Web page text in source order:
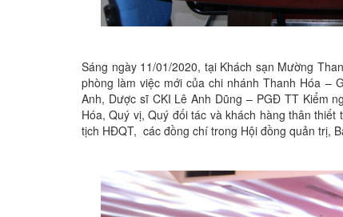
Sáng ngày 11/01/2020, tại Khách sạn Mường
phòng làm việc mới của chi nhánh Thanh Hóa –
Anh, Dược sĩ CKI Lê Anh Dũng – PGĐ TT Kiểm
Hóa, Quý vị, Quý đối tác và khách hàng thân
tịch HĐQT, các đồng chí trong Hội đồng quản trị,